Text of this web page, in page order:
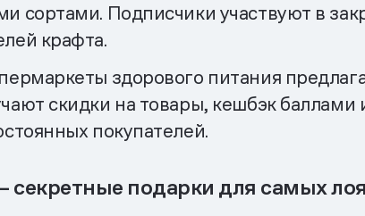
сортами. Подписчики участвуют в
крафта.
здорового питания
скидки на товары, кешбэк
покупателей.
подарки для самых